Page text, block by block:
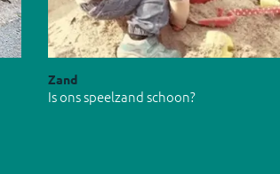
Zand
Is ons speelzand schoon?